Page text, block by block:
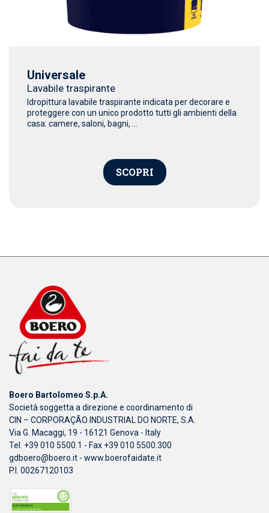
Universale
Lavabile traspirante
Idropittura lavabile traspirante indicata per decorare e
proteggere con un unico prodotto tutti gli ambienti della
casa: camere, saloni, bagni, ...
SCOPRI
Boero Bartolomeo S.p.A.
Società soggetta a direzione e coordinamento di
CIN – CORPORAÇÃO INDUSTRIAL DO NORTE, S.A.
Via G. Macaggi, 19 - 16121 Genova - Italy
Tel. +39 010 5500.1 - Fax +39 010 5500.300
gdboero@boero.it - www.boerofaidate.it
P.I. 00267120103